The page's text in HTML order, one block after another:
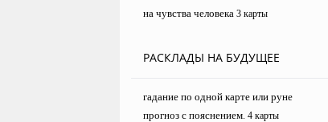
на чувства человека 3 карты
РАСКЛАДЫ НА БУДУЩЕЕ
гадание по одной карте или руне
прогноз с пояснением. 4 карты